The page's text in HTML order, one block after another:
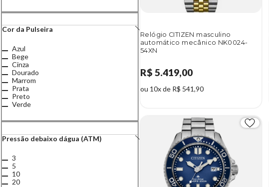
Cor da Pulseira
Azul
Bege
Cinza
Dourado
Marrom
Prata
Preto
Verde
Pressão debaixo dágua (ATM)
3
5
10
20
Relógio CITIZEN masculino
automático mecânico NK0024-
54XN
R$ 5.419,00
ou 10x de R$ 541,90